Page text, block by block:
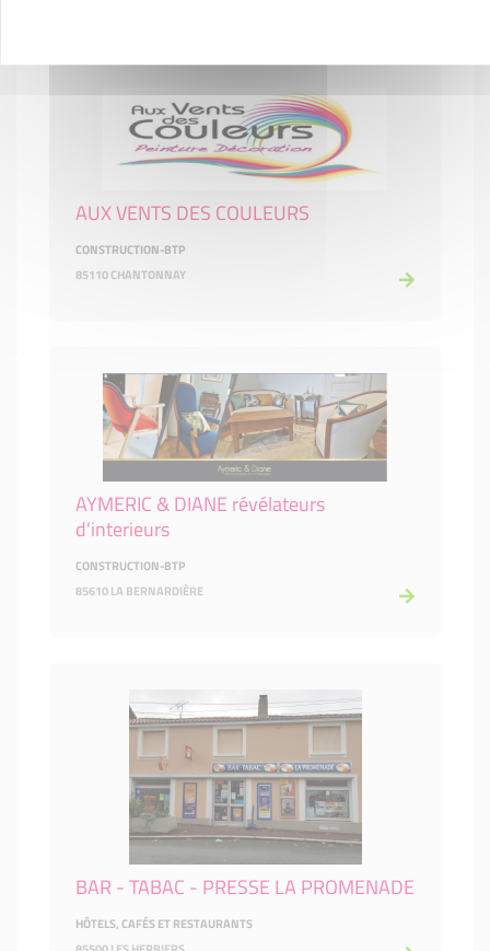
AUX VENTS DES COULEURS
CONSTRUCTION-BTP
85110 CHANTONNAY
AYMERIC & DIANE révélateurs
d'interieurs
CONSTRUCTION-BTP
85610 LA BERNARDIÈRE
BAR - TABAC - PRESSE LA PROMENADE
HÔTELS, CAFÉS ET RESTAURANTS